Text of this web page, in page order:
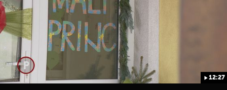
12:27